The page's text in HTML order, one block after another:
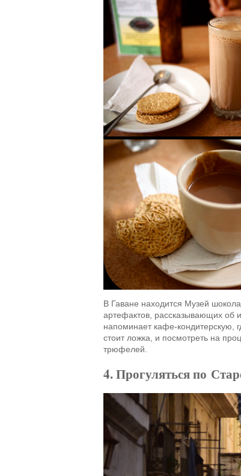
В Гаване находится Музей
артефактов, рассказывающих об
напоминает кафе-кондитерскую ,
стоит ложка, и посмотреть на
трюфелей.
4. Прогуляться по